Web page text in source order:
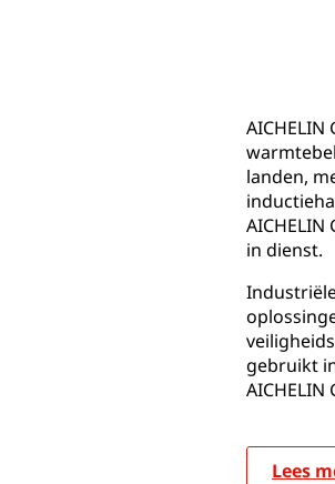
landen,
in dienst.
gebruikt
Lees